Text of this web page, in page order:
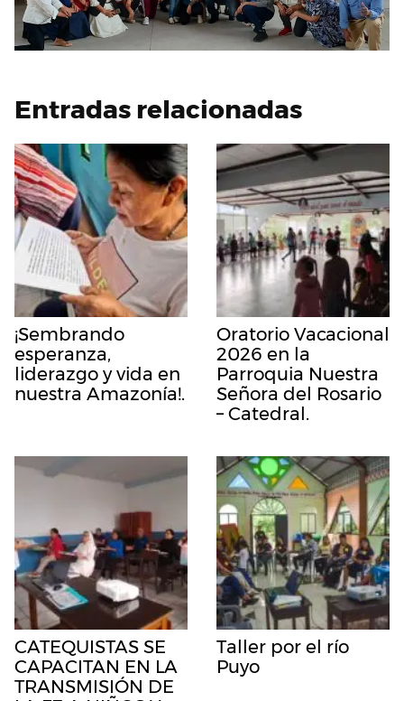
Entradas relacionadas
¡Sembrando
esperanza,
liderazgo y vida en
nuestra Amazonía!.
Oratorio Vacacional
2026 en la
Parroquia Nuestra
Señora del Rosario
– Catedral.
CATEQUISTAS SE
CAPACITAN EN LA
TRANSMISIÓN DE
Taller por el río
Puyo